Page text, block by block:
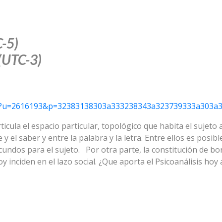
5)
3)
2616193&p=32383138303a333238343a32373933
el espacio particular, topológico que habita el sujeto
el saber y entre la palabra y la letra. Entre ellos es
para el sujeto. Por otra parte, la constitución de
en el lazo social. ¿Que aporta el Psicoanálisis hoy